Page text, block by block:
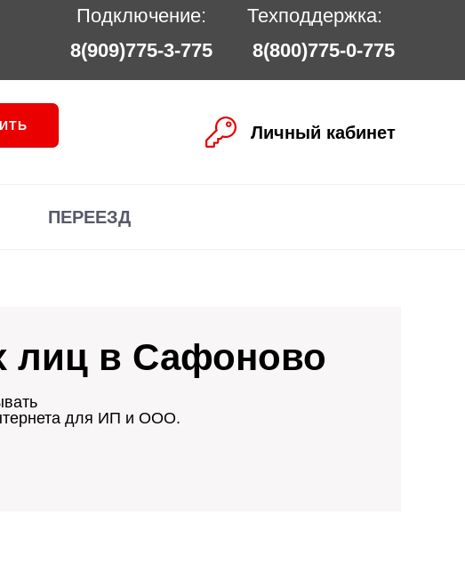
Подключение:
8(909)775-3-775
Техподдержка:
8(800)775-0-775
Личный кабинет
ПЕРЕЕЗД
лиц в Сафоново
для ИП и ООО.